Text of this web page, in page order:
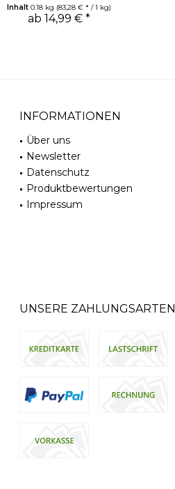
Inhalt 0.18 kg (83,28 € * / 1 kg)
ab 14,99 € *
INFORMATIONEN
Über uns
Newsletter
Datenschutz
Produktbewertungen
Impressum
UNSERE ZAHLUNGSARTEN